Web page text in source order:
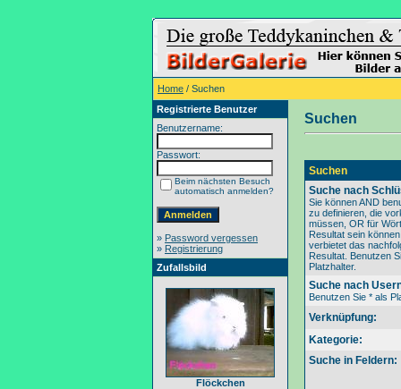
Home / Suchen
Registrierte Benutzer
Benutzername:
Passwort:
Beim nächsten Besuch
automatisch anmelden?
» Password vergessen
» Registrierung
Zufallsbild
Flöckchen
Suchen
Suchen
Suche nach
Sie können AND
zu definieren, die
müssen, OR für
Resultat sein
verbietet das
Resultat. Benutzen
Platzhalter.
Suche nach
Benutzen Sie * als
Verknüpfung:
Kategorie:
Suche in Feldern: